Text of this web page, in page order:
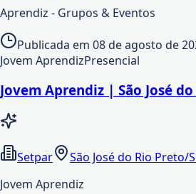
Aprendiz - Grupos & Eventos
Publicada em 08 de agosto de
Jovem AprendizPresencial
Jovem Aprendiz | São José
Setpar
São José do Rio Preto/
Jovem Aprendiz